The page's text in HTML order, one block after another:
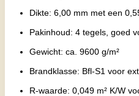
Dikte: 6,00 mm met een
Pakinhoud: 4 tegels, goed
Gewicht: ca. 9600 g/m²
Brandklasse: Bfl-S1 voor
R-waarde: 0,049 m² K/W